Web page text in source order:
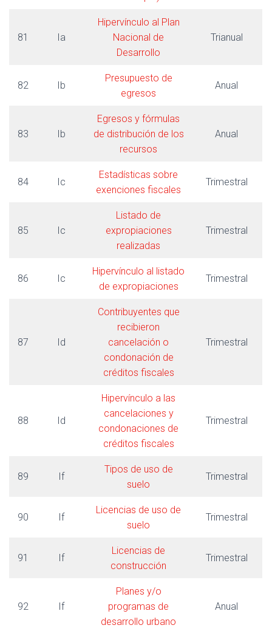
81 Ia
Hipervínculo al Plan
Nacional de
Desarrollo
Trianual
82 Ib
Presupuesto de
egresos
Anual
83 Ib
Egresos y fórmulas
de distribución de los
recursos
Anual
84 Ic
Estadísticas sobre
exenciones fiscales
Trimestral
85 Ic
Listado de
expropiaciones
realizadas
Trimestral
86 Ic
Hipervínculo al listado
de expropiaciones
Trimestral
87 Id
Contribuyentes que
recibieron
cancelación o
condonación de
créditos fiscales
Trimestral
88 Id
Hipervínculo a las
cancelaciones y
condonaciones de
créditos fiscales
Trimestral
89 If
Tipos de uso de
suelo
Trimestral
90 If
Licencias de uso de
suelo
Trimestral
91 If
Licencias de
construcción
Trimestral
92 If
Planes y/o
programas de
desarrollo urbano
Anual